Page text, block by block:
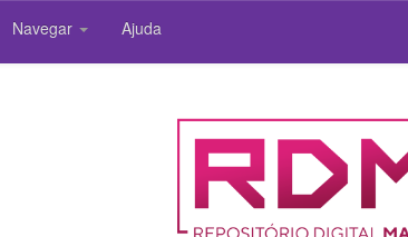
Navegar Ajuda